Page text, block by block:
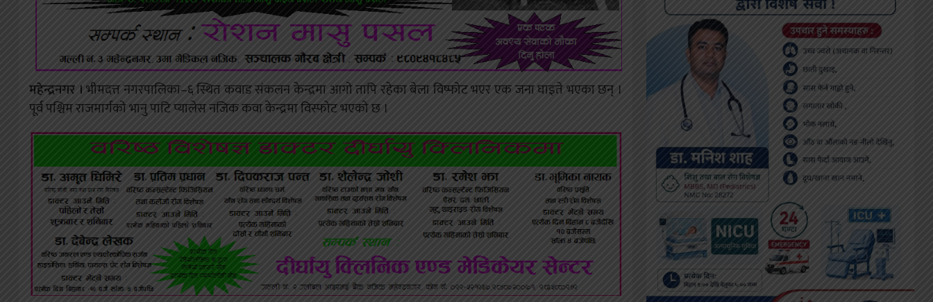
महेन्द्रनगर ।भीमदत्त नगरपालिका–६ स्थित कवाड संकलन केन्द्रमा आगो तापि रहेका बेला विष्फोट भएर एक जना घाइते भएका छन् ।
पूर्व पश्चिम राजमार्गको भानु पाटि प्यालेस नजिक कवा केन्द्रमा विस्फोट भएको छ ।